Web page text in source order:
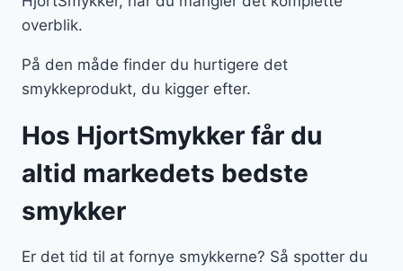
overblik.
På den måde finder du hurtigere det
smykkeprodukt, du kigger efter.
Hos HjortSmykker får du
altid markedets bedste
smykker
Er det tid til at fornye smykkerne? Så spotter du